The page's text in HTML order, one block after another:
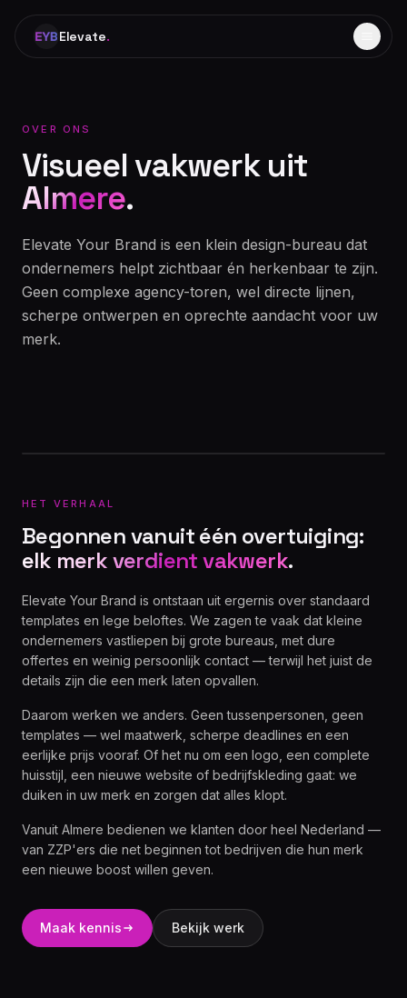
Elevate.
OVER ONS
Visueel vakwerk uit
Almere.
Elevate Your Brand is een klein design-bureau dat
ondernemers helpt zichtbaar én herkenbaar te zijn.
Geen complexe agency-toren, wel directe lijnen,
scherpe ontwerpen en oprechte aandacht voor uw
merk.
E.
HET VERHAAL
Begonnen vanuit één overtuiging:
elk merk verdient vakwerk.
Elevate Your Brand is ontstaan uit ergernis over standaard
templates en lege beloftes. We zagen te vaak dat kleine
ondernemers vastliepen bij grote bureaus, met dure
offertes en weinig persoonlijk contact — terwijl het juist de
details zijn die een merk laten opvallen.
Daarom werken we anders. Geen tussenpersonen, geen
templates — wel maatwerk, scherpe deadlines en een
eerlijke prijs vooraf. Of het nu om een logo, een complete
huisstijl, een nieuwe website of bedrijfskleding gaat: we
duiken in uw merk en zorgen dat alles klopt.
Vanuit Almere bedienen we klanten door heel Nederland —
van ZZP'ers die net beginnen tot bedrijven die hun merk
een nieuwe boost willen geven.
Maak kennis Bekijk werk